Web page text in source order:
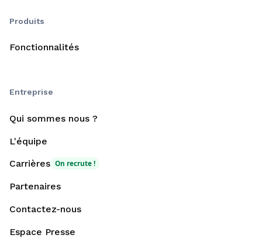
Produits
Fonctionnalités
Entreprise
Qui sommes nous ?
L'équipe
Carrières On recrute !
Partenaires
Contactez-nous
Espace Presse